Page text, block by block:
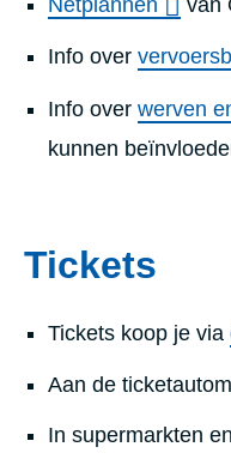
Netplannen van
Info over
Info over werven
kunnen
Tickets
Tickets koop je via
Aan de
In supermarkten